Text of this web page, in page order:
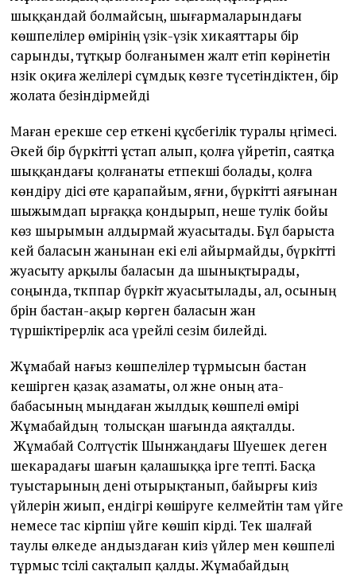
шыққандай болмайсың, шығармаларындағы
көшпелілер өмірінің үзік-үзік хикаяттары бір
сарынды, тұтқыр болғанымен жалт етіп көрінетін
нәзік оқиға желілері сұмдық көзге түсетіндіктен, бір
жолата безіндірмейді
Маған ерекше әсер еткені құсбегілік туралы әңгімесі.
Әкей бір бүркітті ұстап алып, қолға үйретіп, саятқа
шыққандағы қолғанаты етпекші болады, қолға
көндіру әдісі өте қарапайым, яғни, бүркітті аяғынан
шыжымдап ырғаққа қондырып, неше тәулік бойы
көз шырымын алдырмай жуасытады. Бұл барыста
әкей баласын жанынан екі елі айырмайды, бүркітті
жуасыту арқылы баласын да шынықтырады,
соңында, тәкәппар бүркіт жуасытылады, ал, осының
бәрін бастан-ақыр көрген баласын жан
түршіктірерлік аса үрейлі сезім билейді.
Жұмабай нағыз көшпелілер тұрмысын бастан
кешірген қазақ азаматы, ол және оның ата-
бабасының мыңдаған жылдық көшпелі өмірі
Жұмабайдың толысқан шағында аяқталды.
Жұмабай Солтүстік Шынжаңдағы Шәуешек деген
шекарадағы шағын қалашыққа ірге тепті. Басқа
туыстарының дені отырықтанып, байырғы киіз
үйлерін жиып, ендігәрі көшіруге келмейтін там үйге
немесе тас кірпіш үйге көшіп кірді. Тек шалғай
таулы өлкеде андыздаған киіз үйлер мен көшпелі
тұрмыс тәсілі сақталып қалды. Жұмабайдың